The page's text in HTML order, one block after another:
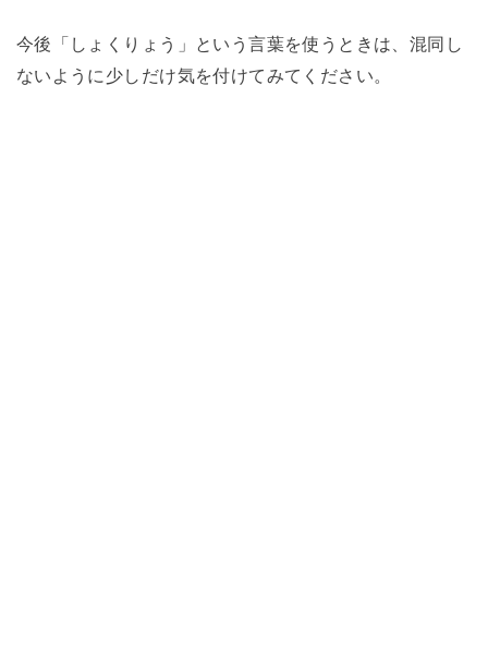
今後「しょくりょう」という言葉を使うときは、混同し
ないように少しだけ気を付けてみてください。